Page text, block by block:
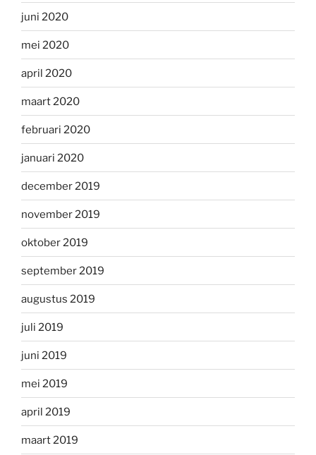
juni 2020
mei 2020
april 2020
maart 2020
februari 2020
januari 2020
december 2019
november 2019
oktober 2019
september 2019
augustus 2019
juli 2019
juni 2019
mei 2019
april 2019
maart 2019